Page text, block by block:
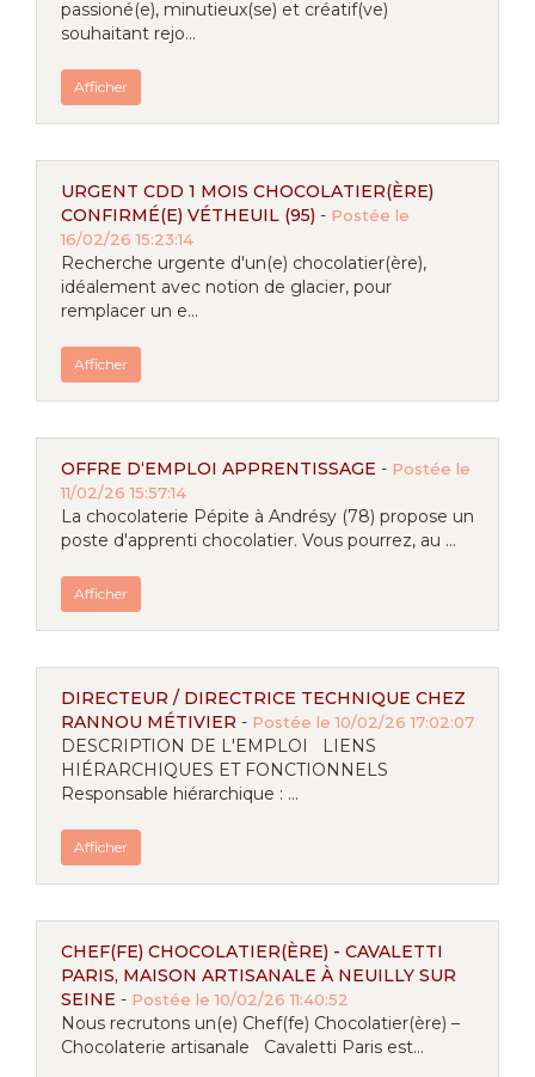
passioné(e), minutieux(se) et créatif(ve)
souhaitant rejo...
Afficher
URGENT CDD 1 MOIS CHOCOLATIER(ÈRE)
CONFIRMÉ(E) VÉTHEUIL (95) - Postée le
16/02/26 15:23:14
Recherche urgente d'un(e) chocolatier(ère),
idéalement avec notion de glacier, pour
remplacer un e...
Afficher
OFFRE D‘EMPLOI APPRENTISSAGE - Postée le
11/02/26 15:57:14
La chocolaterie Pépite à Andrésy (78) propose un
poste d'apprenti chocolatier. Vous pourrez, au ...
Afficher
DIRECTEUR / DIRECTRICE TECHNIQUE CHEZ
RANNOU MÉTIVIER - Postée le 10/02/26 17:02:07
DESCRIPTION DE L'EMPLOI LIENS
HIÉRARCHIQUES ET FONCTIONNELS
Responsable hiérarchique : ...
Afficher
CHEF(FE) CHOCOLATIER(ÈRE) - CAVALETTI
PARIS, MAISON ARTISANALE À NEUILLY SUR
SEINE - Postée le 10/02/26 11:40:52
Nous recrutons un(e) Chef(fe) Chocolatier(ère) –
Chocolaterie artisanale Cavaletti Paris est...